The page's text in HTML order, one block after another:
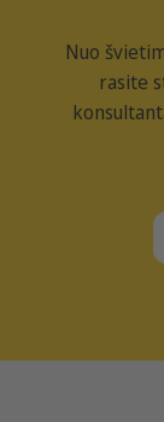
Nuo
rasite